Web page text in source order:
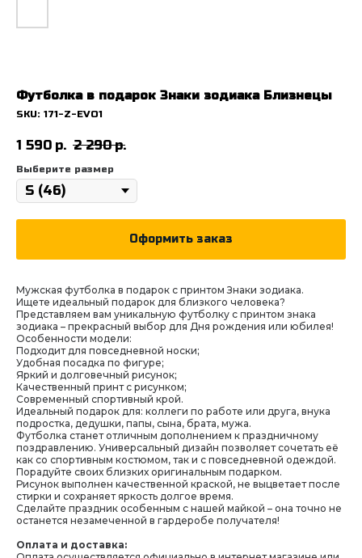
Футболка в подарок Знаки зодиака Близнецы
SKU: 171-Z-EVO1
1 590 р. 2 290 р.
Выберите размер
Оформить заказ
Мужская футболка в подарок с принтом Знаки зодиака.
Ищете идеальный подарок для близкого человека?
Представляем вам уникальную футболку с принтом знака
зодиака – прекрасный выбор для Дня рождения или юбилея!
Особенности модели:
Подходит для повседневной носки;
Удобная посадка по фигуре;
Яркий и долговечный рисунок;
Качественный принт с рисунком;
Современный спортивный крой.
Идеальный подарок для: коллеги по работе или друга, внука
подростка, дедушки, папы, сына, брата, мужа.
Футболка станет отличным дополнением к праздничному
поздравлению. Универсальный дизайн позволяет сочетать её
как со спортивным костюмом, так и с повседневной одеждой.
Порадуйте своих близких оригинальным подарком.
Рисунок выполнен качественной краской, не выцветает после
стирки и сохраняет яркость долгое время.
Сделайте праздник особенным с нашей майкой – она точно не
останется незамеченной в гардеробе получателя!
Оплата и доставка: